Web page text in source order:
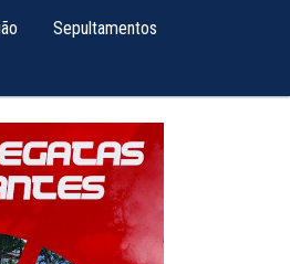
Sepultamentos